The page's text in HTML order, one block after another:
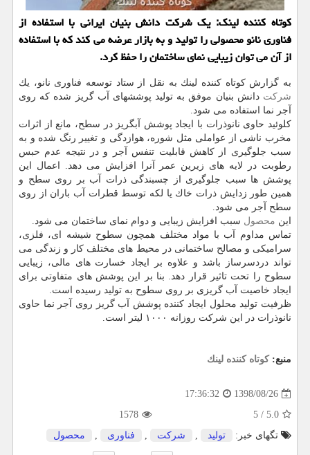
كوتاه كننده لینك: یك شركت دانش بنیان ایرانی با استفاده از
فناوری نانو محصولی را تولید و به بازار عرضه می كند كه با استفاده
از آن می توان زیبایی نمای ساختمان را حفظ كرد.
به گزارش كوتاه كننده لینك به نقل از ستاد توسعه فناوری نانو، یك
شركت دانش بنیان موفق به تولید پوششهای آب گریز شده كه روی
آجر نما استفاده می شود.
كلوئید حاوی نانوذرات با ایجاد پوشش آبگریز در سطح، مانع از اثرات
مخرب ناشی از عواملی مثل شوره، هوازدگی و تغییر رنگ شده و به
سبب جلوگیری از كاهش قابلیت تنفس آجر و در نتیجه عدم حبس
رطوبت در لایه های زیرین عمر آنرا افزایش می‏ دهد. اعمال این
پوشش ها سبب جلوگیری از چسبندگی ذرات آب بر روی سطح و
همین طور زدایش ذرات خاك یا لكه توسط قطرات آب باران از روی
سطح آجر می شود.
این محصول سبب افزایش زیبایی و دوام نمای ساختمان می شود.
تماس مداوم آب با مواد مختلف همچون سطوح شیشه ای، فلزی،
سرامیكی و مصالح ساختمانی در محیط های مختلف كار و زندگی می
تواند دردسرساز باشد و علاوه بر ایجاد خسارت های مالی، زیبایی
سطوح را تحت تاثیر قرار دهد. بنا بر این پوشش های متفاوتی برای
ایجاد خاصیت آب گریزی بر روی سطوح به تولید رسیده است.
ظرفیت تولید محلول ایجاد كننده پوشش آب گریز روی آجر نما حاوی
نانوذرات در این شركت روزانه ۱۰۰۰ لیتر است.
منبع:كوتاه كننده لینك
1398/08/26
17:36:32
5.0
/
5
1578
تگهای خبر:
تولید , شركت , فناوری , محصول